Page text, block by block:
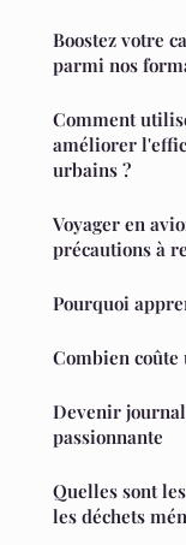
Boostez votre
parmi nos
Comment
améliorer
urbains ?
Voyager en
précautions à
Pourquoi
Combien coûte
Devenir
passionnante
Quelles sont
les déchets